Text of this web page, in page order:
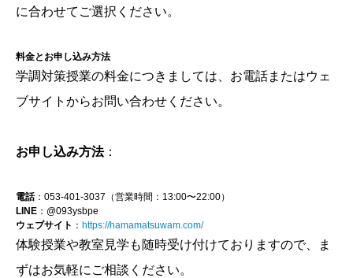
に合わせてご選択ください。
料金とお申し込み方法
学調対策授業の料金につきましては、お電話またはウェ
ブサイトからお問い合わせください。
お申し込み方法：
電話：053-401-3037（営業時間：13:00〜22:00）
LINE ：@093ysbpe
ウェブサイト ： https://hamamatsuwam.com/
体験授業や教室見学も随時受け付けておりますので、ま
ずはお気軽にご相談ください。